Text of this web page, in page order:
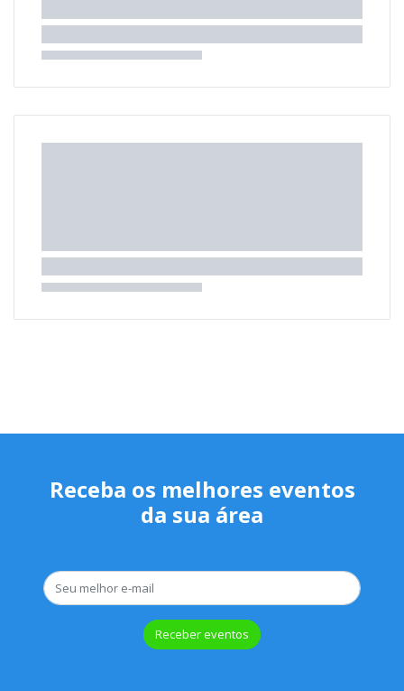
Receba os melhores eventos
da sua área
Receber eventos